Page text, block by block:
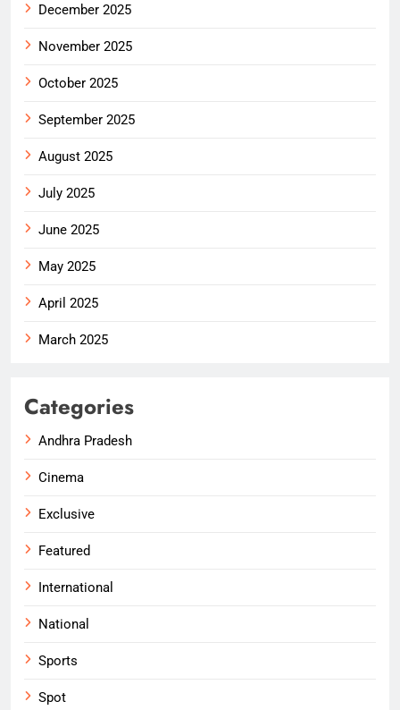
December 2025
November 2025
October 2025
September 2025
August 2025
July 2025
June 2025
May 2025
April 2025
March 2025
Categories
Andhra Pradesh
Cinema
Exclusive
Featured
International
National
Sports
Spot